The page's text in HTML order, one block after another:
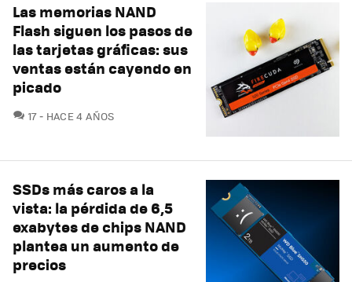
Las memorias NAND
Flash siguen los pasos de
las tarjetas gráficas: sus
ventas están cayendo en
picado
17COMENTARIOS
HACE 4 AÑOS
SSDs más caros a la
vista: la pérdida de 6,5
exabytes de chips NAND
plantea un aumento de
precios